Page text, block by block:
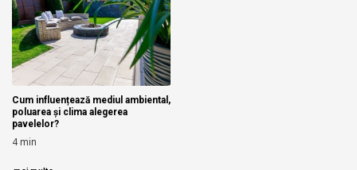
Cum influențează mediul ambiental,
poluarea și clima alegerea
pavelelor?
4min